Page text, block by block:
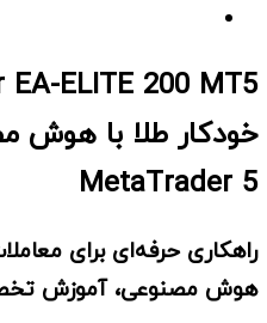
خودکار طلا با هوش
MetaTrader 5
هوش مصنوعی، آموزش